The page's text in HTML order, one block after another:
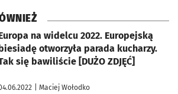
na widelcu 2022. Europejską
otworzyła parada kucharzy.
się bawiliście [DUŻO ZDJĘĆ]
| Maciej Wołodko